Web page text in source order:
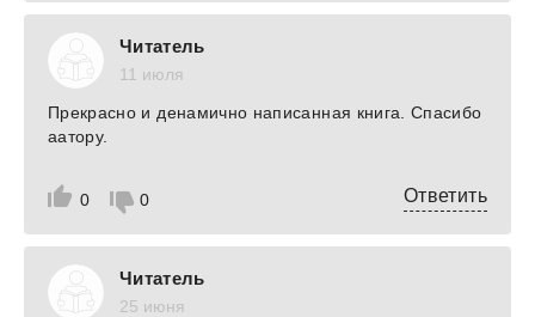
Читатель
11 июля
0 0
Прекрасно и денамично написанная книга. Спасибо
аатору.
Ответить
Читатель
25 июня